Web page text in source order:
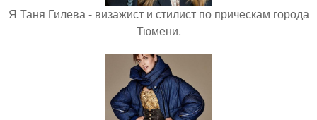
Я Таня Гилева - визажист и стилист по прическам города
Тюмени.